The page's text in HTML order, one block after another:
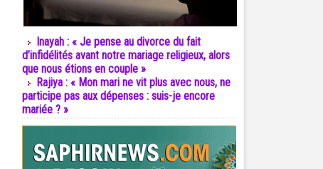
Inayah : « Je pense au divorce du fait
d’infidélités avant notre mariage religieux, alors
que nous étions en couple »
Rajiya : « Mon mari ne vit plus avec nous, ne
participe pas aux dépenses : suis-je encore
mariée ? »